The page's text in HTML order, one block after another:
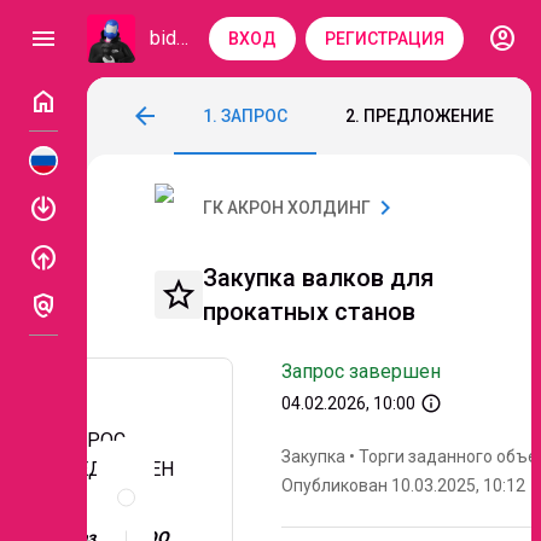
menu bidzaar ВХОД РЕГИСТРАЦИЯ
account_circle
home
enable
enable
policy
arrow_back 1. ЗАПРОС 2. ПРЕДЛОЖЕНИЕ
Описание
ГК АКРОН ХОЛДИНГ chevron_right
star_border Закупка валков для
прокатных станов
ЗАПРОС
ПРЕДЛОЖЕН
Запрос завершен
04.02.2026, 10:00 info_outline
Закупка • Торги заданного
Опубликован 10.03.2025, 10:12